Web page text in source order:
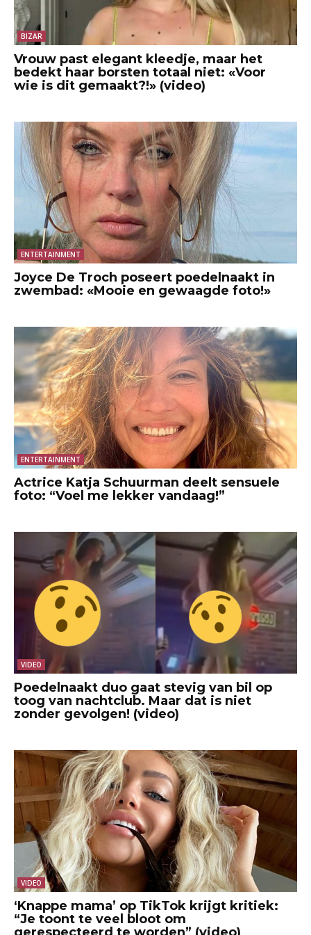
BIZAR
Vrouw past elegant kleedje, maar het
bedekt haar borsten totaal niet: «Voor
wie is dit gemaakt?!» (video)
ENTERTAINMENT
Joyce De Troch poseert poedelnaakt in
zwembad: «Mooie en gewaagde foto!»
ENTERTAINMENT
Actrice Katja Schuurman deelt sensuele
foto: “Voel me lekker vandaag!”
VIDEO
Poedelnaakt duo gaat stevig van bil op
toog van nachtclub. Maar dat is niet
zonder gevolgen! (video)
VIDEO
‘Knappe mama’ op TikTok krijgt kritiek:
“Je toont te veel bloot om